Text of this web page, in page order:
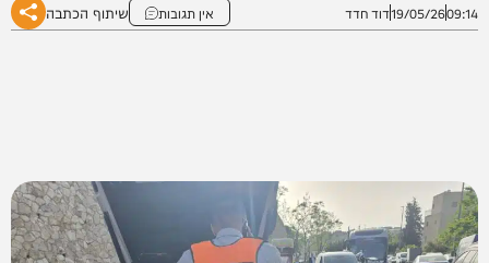
09:14
19/05/26דוד חדד אין תגובות שיתוף הכתבה